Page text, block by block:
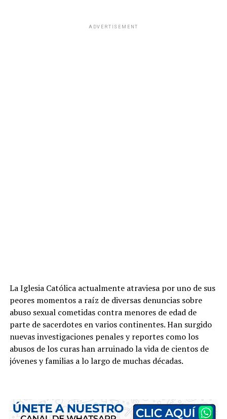
ADVERTISEMENT
La Iglesia Católica actualmente atraviesa por uno de sus
peores momentos a raíz de diversas denuncias sobre
abuso sexual cometidas contra menores de edad de
parte de sacerdotes en varios continentes. Han surgido
nuevas investigaciones penales y reportes como los
abusos de los curas han arruinado la vida de cientos de
jóvenes y familias a lo largo de muchas décadas.